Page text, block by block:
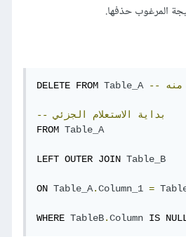
المرغوب حذفها.
DELETE FROM Table_A -- منه
-- بداية الاستعلام
الجزئي
FROM Table_A
LEFT OUTER JOIN Table_B
ON Table_A.Column_1 =
WHERE TableB.Column IS